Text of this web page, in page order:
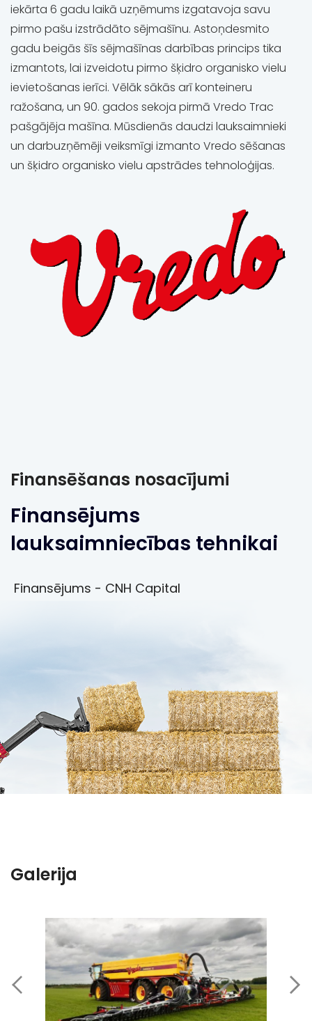
iekārta 6 gadu laikā uzņēmums izgatavoja savu
pirmo pašu izstrādāto sējmašīnu. Astoņdesmito
gadu beigās šīs sējmašīnas darbības princips tika
izmantots, lai izveidotu pirmo šķidro organisko vielu
ievietošanas ierīci. Vēlāk sākās arī konteineru
ražošana, un 90. gados sekoja pirmā Vredo Trac
pašgājēja mašīna. Mūsdienās daudzi lauksaimnieki
un darbuzņēmēji veiksmīgi izmanto Vredo sēšanas
un šķidro organisko vielu apstrādes tehnoloģijas.
Finansēšanas nosacījumi
Finansējums
lauksaimniecības tehnikai
Finansējums - CNH Capital
Galerija